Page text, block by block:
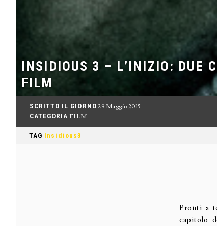
INSIDIOUS 3 – L’INIZIO: DUE
FILM
SCRITTO IL GIORNO 29 Maggio 2015
CATEGORIA FILM
TAG Insidious3
Pronti a
capitolo